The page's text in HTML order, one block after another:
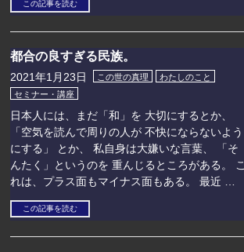
この記事を読む
都合の良すぎる民族。
2021年1月23日 この世の真理
わたしのこと
セミナー・講座
日本人には、まだ「和」を 大切にするとか、
「空気を読んで周りの人が 不快にならないよう
にする」 とか、 私自身は大嫌いな言葉、 「そ
んたく」というのを 重んじるところがある。 こ
れは、プラス面もマイナス面もある。 最近 …
この記事を読む